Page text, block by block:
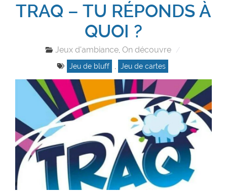
TRAQ – TU RÉPONDS À
QUOI ?
Jeux d'ambiance ,On découvre
Jeu de bluff Jeu de cartes